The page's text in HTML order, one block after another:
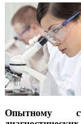
Опытному